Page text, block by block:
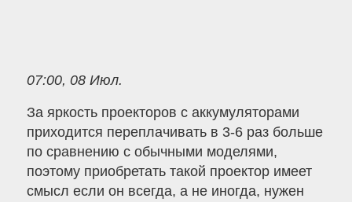
07:00, 08 Июл.
За яркость проекторов с аккумуляторами
приходится переплачивать в 3-6 раз больше
по сравнению с обычными моделями,
поэтому приобретать такой проектор имеет
смысл если он всегда, а не иногда, нужен